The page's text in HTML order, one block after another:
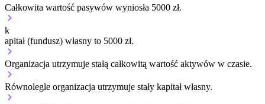
Całkowita wartość pasywów wyniosła 5000 zł.
k
apitał (fundusz) własny to 5000 zł.
Organizacja utrzymuje stałą całkowitą wartość aktywów w czasie.
Równolegle organizacja utrzymuje stały kapitał własny.